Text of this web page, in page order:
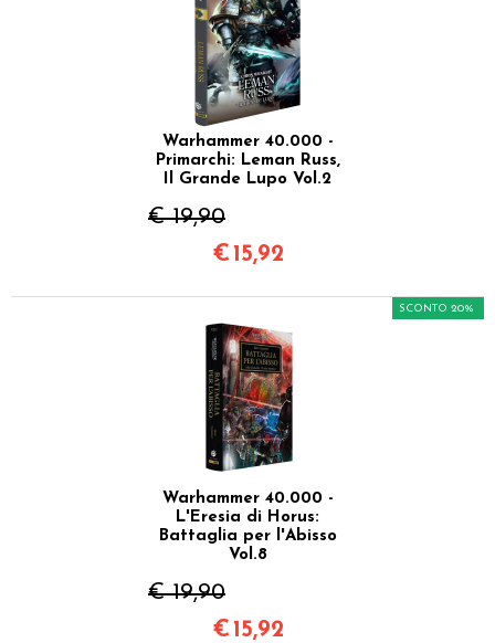
Warhammer 40.000 -
Primarchi: Leman Russ,
Il Grande Lupo Vol.2
€ 19,90
€ 15,92
Warhammer 40.000 -
L'Eresia di Horus:
Battaglia per l'Abisso
Vol.8
€ 19,90
SCONTO 20%
€ 15,92